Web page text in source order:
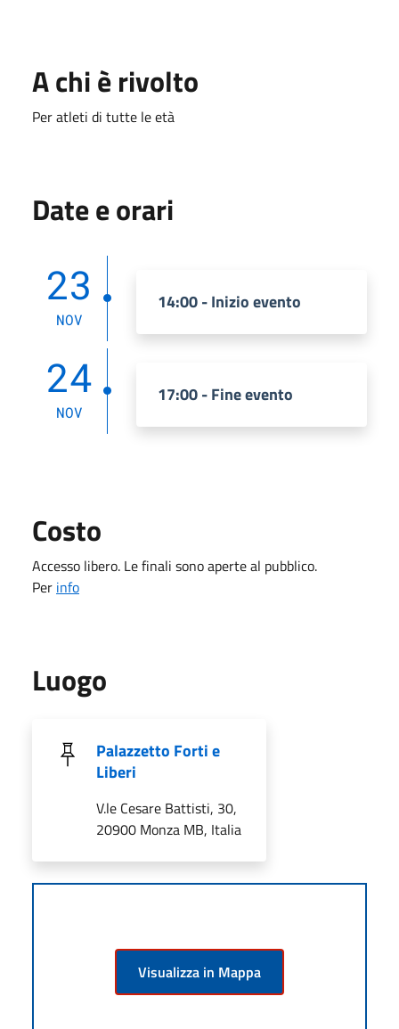
A chi è rivolto
Per atleti di tutte le età
Date e orari
23
NOV
14:00 - Inizio evento
24
NOV
17:00 - Fine evento
Costo
Accesso libero. Le finali sono aperte al pubblico.
Per info
Luogo
Palazzetto Forti e
Liberi
V.le Cesare Battisti, 30,
20900 Monza MB, Italia
Visualizza in Mappa